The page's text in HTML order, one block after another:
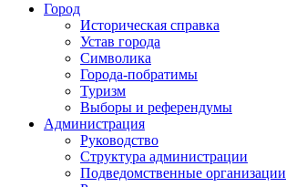
Город
Историческая справка
Устав города
Символика
Города-побратимы
Туризм
Выборы и референдумы
Администрация
Руководство
Структура администрации
Подведомственные организации